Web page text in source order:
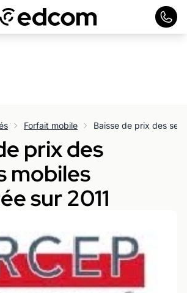
Forfait mobile Baisse de prix des
prix des
mobiles
sur 2011